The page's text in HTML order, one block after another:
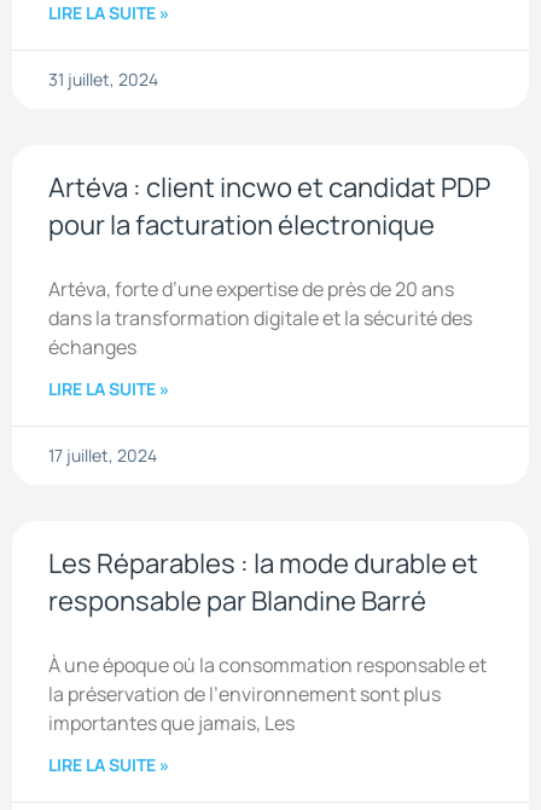
LIRE LA SUITE »
31 juillet, 2024
Artéva : client incwo et candidat PDP
pour la facturation électronique
Artéva, forte d’une expertise de près de 20 ans
dans la transformation digitale et la sécurité des
échanges
LIRE LA SUITE »
17 juillet, 2024
Les Réparables : la mode durable et
responsable par Blandine Barré
À une époque où la consommation responsable et
la préservation de l’environnement sont plus
importantes que jamais, Les
LIRE LA SUITE »